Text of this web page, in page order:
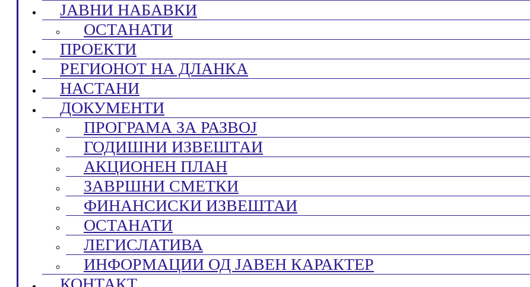
ЈАВНИ НАБАВКИ
ОСТАНАТИ
ПРОЕКТИ
РЕГИОНОТ НА ДЛАНКА
НАСТАНИ
ДОКУМЕНТИ
ПРОГРАМА ЗА РАЗВОЈ
ГОДИШНИ ИЗВЕШТАИ
АКЦИОНЕН ПЛАН
ЗАВРШНИ СМЕТКИ
ФИНАНСИСКИ ИЗВЕШТАИ
ОСТАНАТИ
ЛЕГИСЛАТИВА
ИНФОРМАЦИИ ОД ЈАВЕН КАРАКТЕР